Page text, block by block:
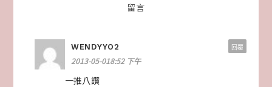
留言
WENDYYO2
2013-05-018:52 下午
一推八讚
回覆